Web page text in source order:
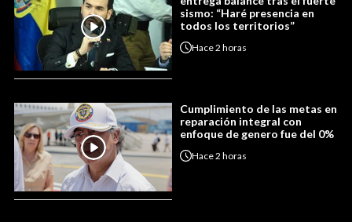
sismo: “Haré presencia en
todos los territorios”
Hace2 horas
Cumplimiento de las metas en
reparación integral con
enfoque de genero fue del 0%
Hace2 horas